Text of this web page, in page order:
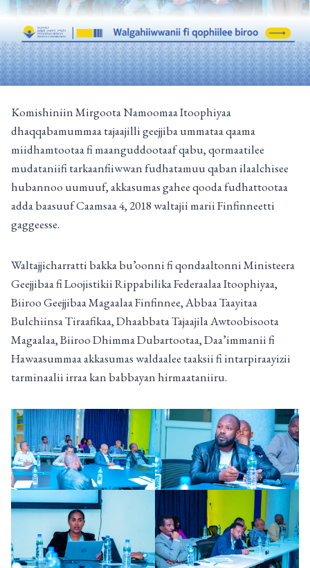
Komishiniin Mirgoota Namoomaa Itoophiyaa
dhaqqabamummaa tajaajilli geejjiba ummataa qaama
miidhamtootaa fi maanguddootaaf qabu, qormaatilee
mudataniifi tarkaanfiiwwan fudhatamuu qaban ilaalchisee
hubannoo uumuuf, akkasumas gahee qooda fudhattootaa
adda baasuuf Caamsaa 4, 2018 waltajii marii Finfinneetti
gaggeesse.
Waltajjicharratti bakka bu’oonni fi qondaaltonni Ministeera
Geejjibaa fi Loojistikii Rippabilika Federaalaa Itoophiyaa,
Biiroo Geejjibaa Magaalaa Finfinnee, Abbaa Taayitaa
Bulchiinsa Tiraafikaa, Dhaabbata Tajaajila Awtoobisoota
Magaalaa, Biiroo Dhimma Dubartootaa, Daa’immanii fi
Hawaasummaa akkasumas waldaalee taaksii fi intarpiraayizii
tarminaalii irraa kan babbayan hirmaataniiru.